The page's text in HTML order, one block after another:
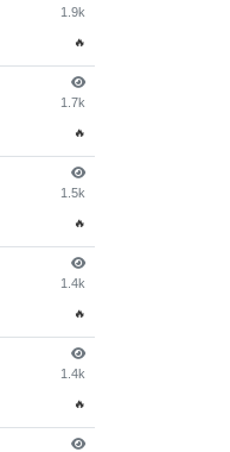
1.9k
🔥
1.7k
🔥
1.5k
🔥
1.4k
🔥
1.4k
🔥